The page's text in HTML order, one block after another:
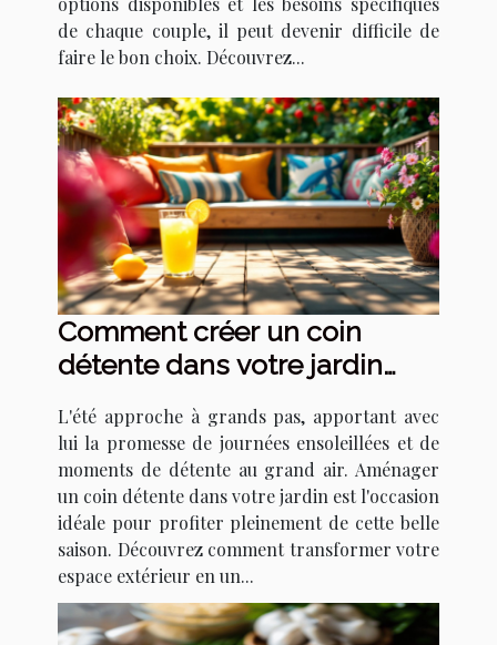
de chaque couple, il peut devenir difficile de
faire le bon choix. Découvrez...
Comment créer un coin
détente dans votre jardin
L'été approche à grands pas, apportant avec
lui la promesse de journées ensoleillées et de
moments de détente au grand air. Aménager
un coin détente dans votre jardin est l'occasion
idéale pour profiter pleinement de cette belle
saison. Découvrez comment transformer votre
espace extérieur en un...